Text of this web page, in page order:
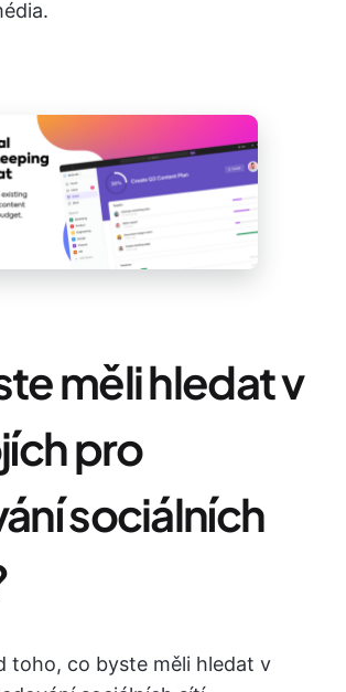
měli hledat v
pro
sociálních
toho, co byste měli hledat v